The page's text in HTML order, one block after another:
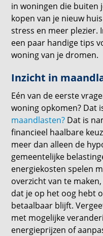
in woningen die buiten
kopen van je nieuw
stress en meer plezier.
een paar handige tips
woning van je dromen.
Inzicht in
Eén van de eerste
woning opkomen? Dat
maandlasten? Dat is
financieel haalbare
meer dan alleen de
gemeentelijke
energiekosten spelen
overzicht van te
dat je op het oog hebt
betaalbaar blijft.
met mogelijke
energieprijzen of